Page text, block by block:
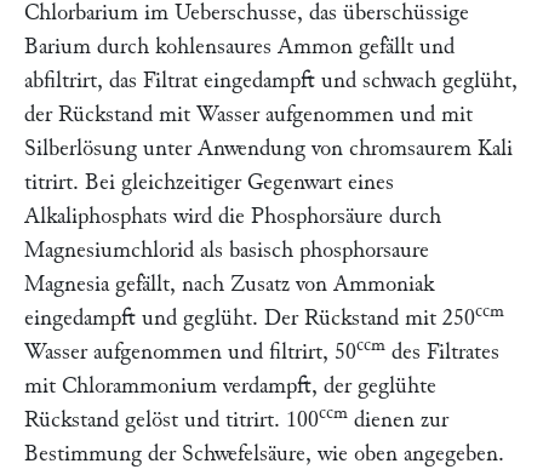
Chlorbarium im Ueberschusse, das überschüssige
Barium durch kohlensaures Ammon gefällt und
abfiltrirt, das Filtrat eingedampft und schwach geglüht,
der Rückstand mit Wasser aufgenommen und mit
Silberlösung unter Anwendung von chromsaurem Kali
titrirt. Bei gleichzeitiger Gegenwart eines
Alkaliphosphats wird die Phosphorsäure durch
Magnesiumchlorid als basisch phosphorsaure
Magnesia gefällt, nach Zusatz von Ammoniak
eingedampft und geglüht. Der Rückstand mit 250ccm
Wasser aufgenommen und filtrirt, 50ccm des Filtrates
mit Chlorammonium verdampft, der geglühte
Rückstand gelöst und titrirt. 100ccm dienen zur
Bestimmung der Schwefelsäure, wie oben angegeben.